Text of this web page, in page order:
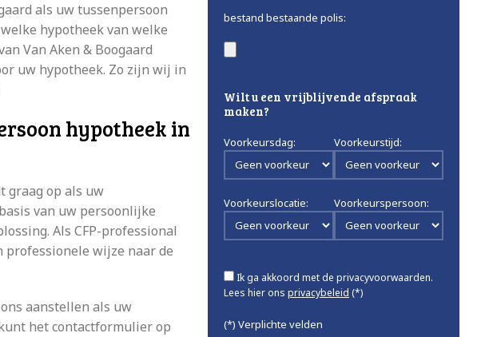
als uw tussenpersoon
hypotheek van welke
Van Aken & Boogaard
uw hypotheek. Zo zijn wij in
hypotheek in
graag op als uw
van uw persoonlijke
Als CFP-professional
professionele wijze naar de
aanstellen als uw
het contactformulier op
bestand bestaande polis:
Wilt u een vrijblijvende afspraak
maken?
Voorkeursdag: Voorkeurstijd:
Voorkeurslocatie: Voorkeurspersoon:
Ik ga akkoord met de privacyvoorwaarden.
Lees hier ons privacybeleid (*)
(*) Verplichte velden